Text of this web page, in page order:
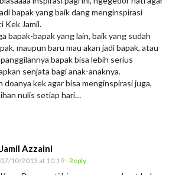
bapak yang baik dang menginspirasi
Kek Jamil.
bapak-bapak yang lain, baik yang sudah
maupun baru mau akan jadi bapak, atau
bapak bisa lebih serius
senjata bagi anak-anaknya.
doanya kek agar bisa menginspirasi juga,
nulis setiap hari…
Jamil Azzaini
07/10/2013 at 10:19- Reply